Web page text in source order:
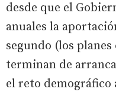
desde que el
anuales la
segundo (los
terminan de
el reto demográfico